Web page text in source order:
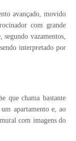
avançado, movido
com grande
segundo vazamentos,
interpretado por
que chama bastante
apartamento e, ao
com imagens do